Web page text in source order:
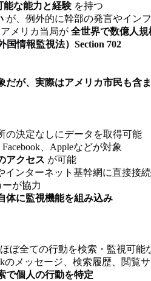
能な能力と経験を持つ
が、例外的に幹部の発言やイン
メリカ当局が 全世界で数億人規
国情報監視法）Section 702
だが、実際はアメリカ市民も含
の決定なしにデータを取得可能
、Appleなどが対象
アクセス が可能
インターネット基幹網に直接接
が協力
体に監視機能を組み込み
ぼ全ての行動を検索・監視可能
のメッセージ、検索履歴、閲覧
で個人の行動を特定